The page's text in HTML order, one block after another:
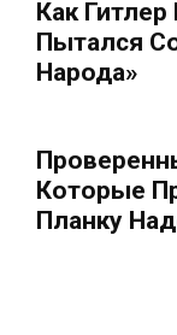
Как
Пытался
Народа»
Которые
Планку